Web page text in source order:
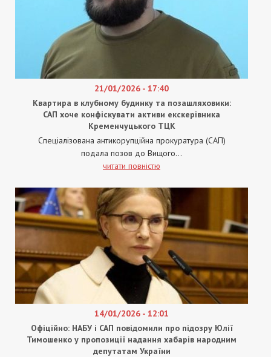
21/01/2026 - 17:40
Квартира в клубному будинку та позашляховики:
САП хоче конфіскувати активи екскерівника
Кременчуцького ТЦК
Спеціалізована антикорупційна прокуратура (САП)
подала позов до Вищого...
читати повністю
14/01/2026 - 12:01
Офіційно: НАБУ і САП повідомили про підозру Юлії
Тимошенко у пропозиції надання хабарів народним
депутатам України